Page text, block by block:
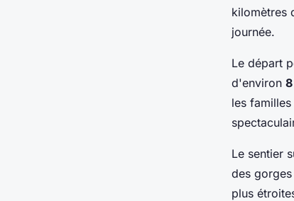
kilomètres
journée.
Le départ
d'environ
les
Le sentier
des
plus